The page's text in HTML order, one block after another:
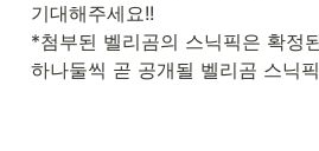
기대해주세요!!
*첨부된 벨리곰의 스닉픽은 확정
하나둘씩 곧 공개될 벨리곰 스닉